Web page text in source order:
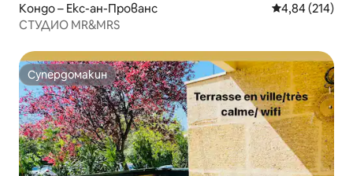
Кондо – Екс-ан-Прованс Средна
4,84 (214)
СТУДИО MR&MRS
Супердомакин
Супердомакин